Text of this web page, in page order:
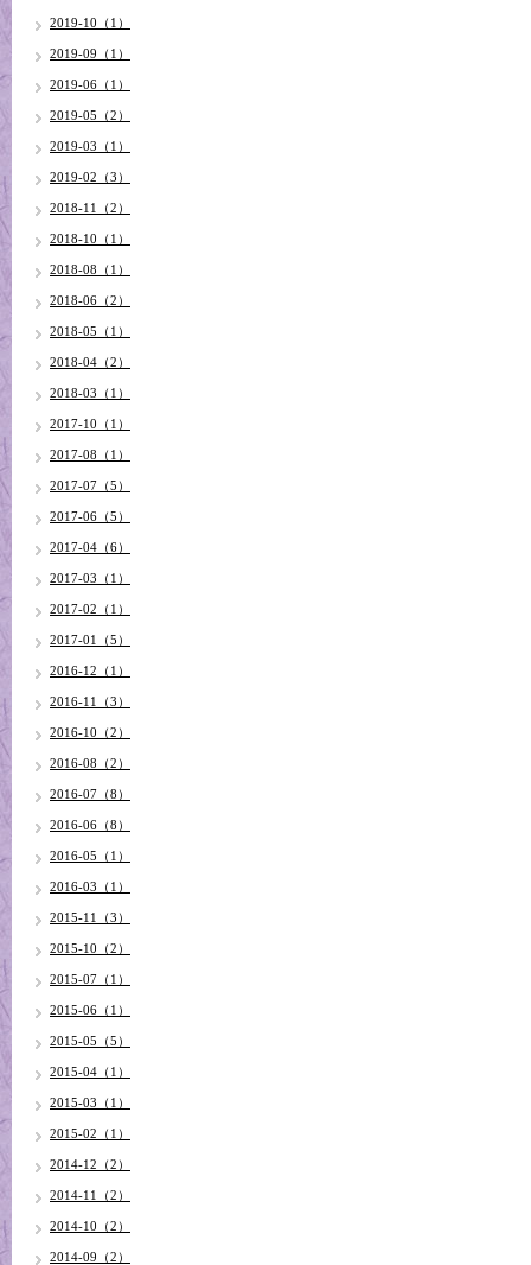
2019-10（1）
2019-09（1）
2019-06（1）
2019-05（2）
2019-03（1）
2019-02（3）
2018-11（2）
2018-10（1）
2018-08（1）
2018-06（2）
2018-05（1）
2018-04（2）
2018-03（1）
2017-10（1）
2017-08（1）
2017-07（5）
2017-06（5）
2017-04（6）
2017-03（1）
2017-02（1）
2017-01（5）
2016-12（1）
2016-11（3）
2016-10（2）
2016-08（2）
2016-07（8）
2016-06（8）
2016-05（1）
2016-03（1）
2015-11（3）
2015-10（2）
2015-07（1）
2015-06（1）
2015-05（5）
2015-04（1）
2015-03（1）
2015-02（1）
2014-12（2）
2014-11（2）
2014-10（2）
2014-09（2）